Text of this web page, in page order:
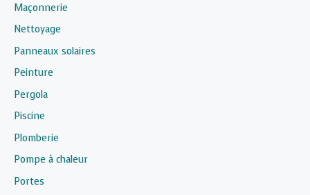
Maçonnerie
Nettoyage
Panneaux solaires
Peinture
Pergola
Piscine
Plomberie
Pompe à chaleur
Portes